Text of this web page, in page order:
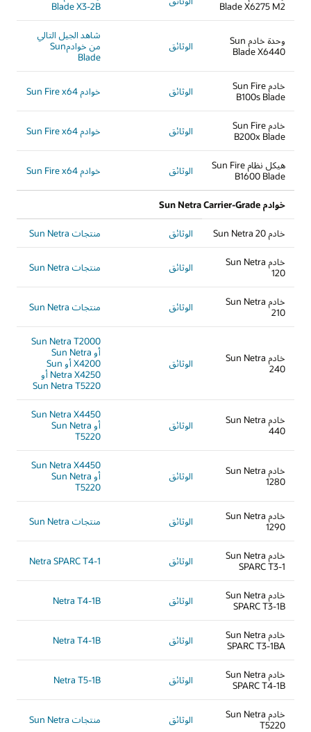
Blade X6275 M2
Blade X3-2B
وحدة خادم Sun
Blade X6440
الوثائق
شاهد الجيل التالي
من خوادمSun
Blade
خادم Sun Fire
B100s Blade
الوثائق خوادم Sun Fire x64
خادم Sun Fire
B200x Blade
الوثائق خوادم Sun Fire x64
هيكل نظام Sun Fire
B1600 Blade
الوثائق خوادم Sun Fire x64
خوادم Sun Netra Carrier-Grade
خادم Sun Netra 20 الوثائق منتجات Sun Netra
خادم Sun Netra
120
الوثائق منتجات Sun Netra
خادم Sun Netra
210
الوثائق منتجات Sun Netra
خادم Sun Netra
240
الوثائق
Sun Netra T2000
أو Sun Netra
X4200 أو Sun
Netra X4250 أو
Sun Netra T5220
خادم Sun Netra
440
الوثائق
Sun Netra X4450
أو Sun Netra
T5220
خادم Sun Netra
1280
الوثائق
Sun Netra X4450
أو Sun Netra
T5220
خادم Sun Netra
1290
الوثائق منتجات Sun Netra
خادم Sun Netra
SPARC T3-1
الوثائق Netra SPARC T4-1
خادم Sun Netra
SPARC T3-1B
الوثائق Netra T4-1B
خادم Sun Netra
SPARC T3-1BA
الوثائق Netra T4-1B
خادم Sun Netra
SPARC T4-1B
الوثائق Netra T5-1B
خادم Sun Netra
T5220
الوثائق منتجات Sun Netra